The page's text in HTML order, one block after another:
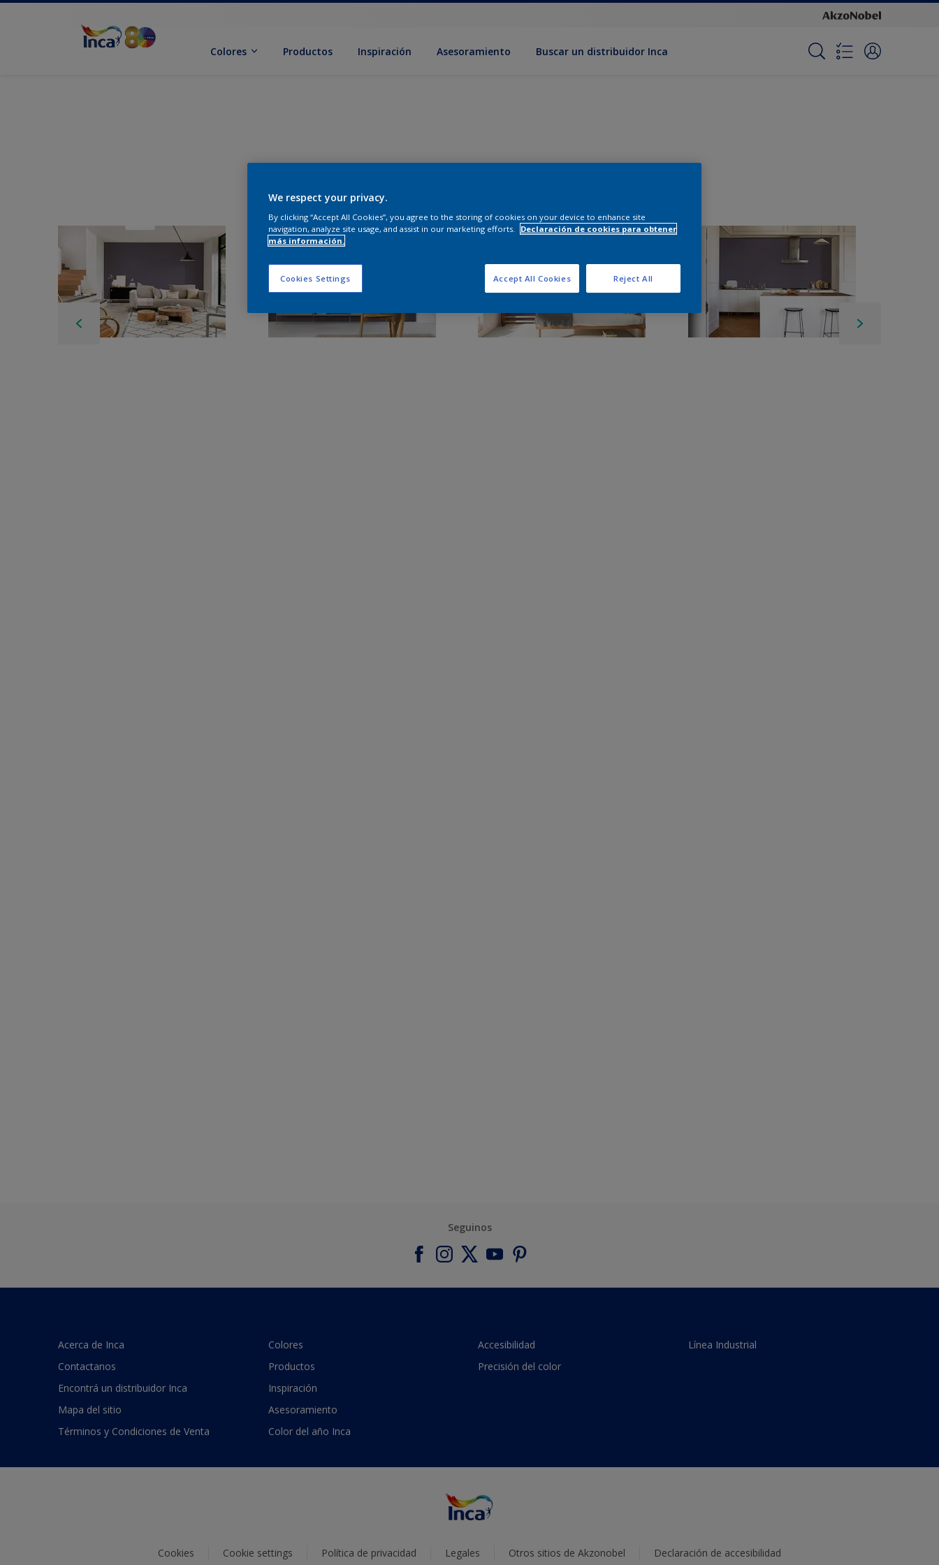
Colores Productos Inspiración Asesoramiento Buscar un distribuidor Inca
Seguinos
Acerca de Inca
Contactanos
Encontrá un distribuidor Inca
Mapa del sitio
Términos y Condiciones de Venta
Colores
Productos
Inspiración
Asesoramiento
Color del año Inca
Accesibilidad
Precisión del color
Línea Industrial
Cookies Cookie settings Política de privacidad Legales Otros sitios de Akzonobel Declaración de accesibilidad
We respect your privacy.
By clicking “Accept All Cookies”, you agree to the storing of cookies on your device to enhance site
navigation, analyze site usage, and assist in our marketing efforts.
Declaración de cookies para obtener
más información.
Cookies Settings Reject All
Accept All Cookies